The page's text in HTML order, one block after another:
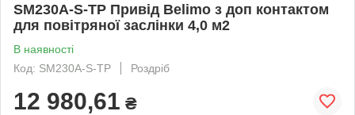
SM230A-S-TP Привід Belimo з доп контактом
для повітряної заслінки 4,0 м2
В наявності
Код: SM230A-S-TP
Роздріб
12 980,61 ₴